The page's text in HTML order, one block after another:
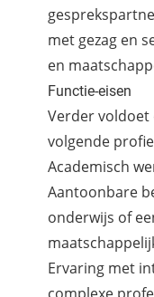
met gezag en
en
Functie-eisen
Verder
volgende
Academisch
Aantoonbare
onderwijs of
Ervaring met